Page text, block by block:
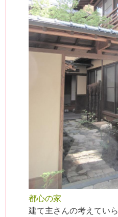
都心の家
建て主さんの考えてい